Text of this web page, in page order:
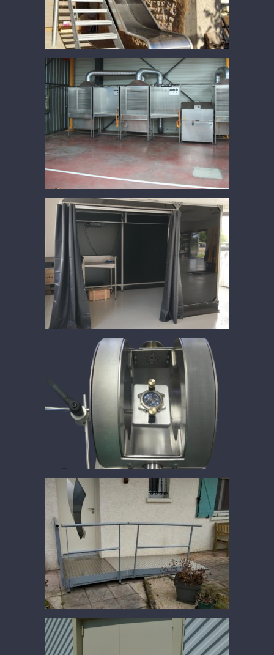
fabrication complète et pose d’uneLigne de
contrôle
Cabine de contrôle au noir
Bobine de contrôle
Rampe d’acces